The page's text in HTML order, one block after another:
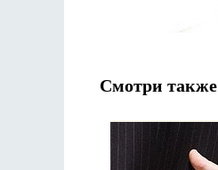
Смотри также